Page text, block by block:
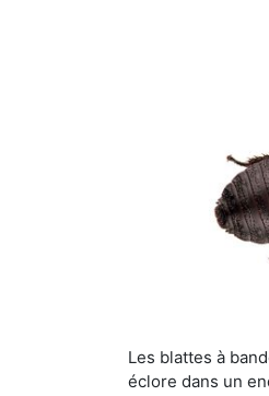
Les blattes à
éclore dans un